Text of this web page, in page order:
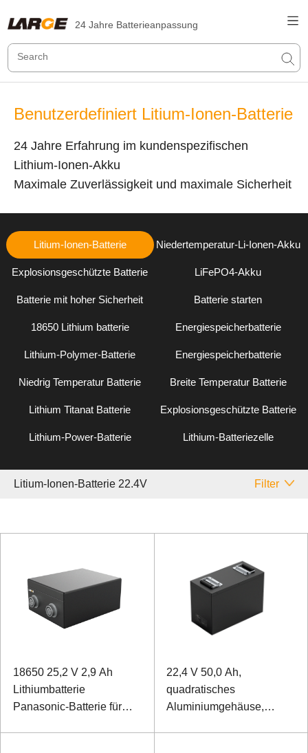
24 Jahre Batterieanpassung
Benutzerdefiniert Litium-Ionen-Batterie
24 Jahre Erfahrung im kundenspezifischen
Lithium-Ionen-Akku
Maximale Zuverlässigkeit und maximale Sicherheit
Litium-Ionen-Batterie Niedertemperatur-Li-Ionen-Akku
Explosionsgeschützte Batterie LiFePO4-Akku
Batterie mit hoher Sicherheit Batterie starten
18650 Lithium batterie Energiespeicherbatterie
Lithium-Polymer-Batterie Energiespeicherbatterie
Niedrig Temperatur Batterie Breite Temperatur Batterie
Lithium Titanat Batterie Explosionsgeschützte Batterie
Lithium-Power-Batterie Lithium-Batteriezelle
Litium-Ionen-Batterie 22.4V Filter
18650 25,2 V 2,9 Ah
Lithiumbatterie
Panasonic-Batterie für
22,4 V 50,0 Ah,
quadratisches
Aluminiumgehäuse,